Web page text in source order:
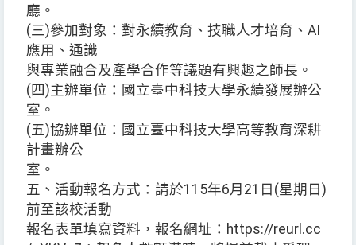
廳。
(三)參加對象：對永續教育、技職人才培育、AI
應用、通識
與專業融合及產學合作等議題有興趣之師長。
(四)主辦單位：國立臺中科技大學永續發展辦公
室。
(五)協辦單位：國立臺中科技大學高等教育深耕
計畫辦公
室。
五、活動報名方式：請於115年6月21日(星期日)
前至該校活動
報名表單填寫資料，報名網址：https://reurl.cc